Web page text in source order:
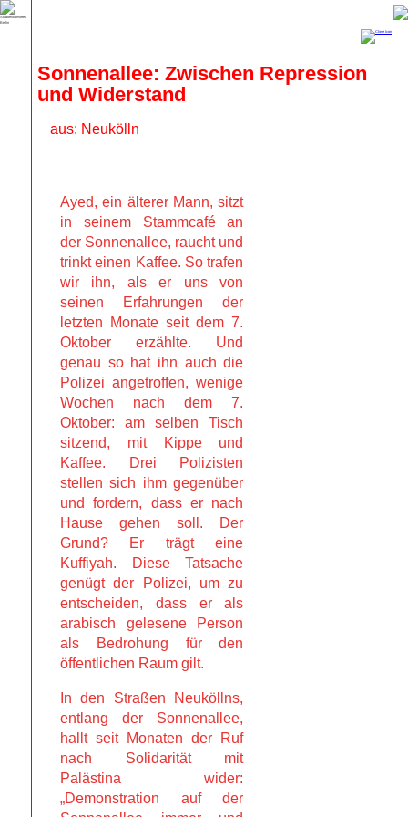
Sonnenallee: Zwischen Repression
und Widerstand
aus: Neukölln
Ayed, ein älterer Mann, sitzt
in seinem Stammcafé an
der Sonnenallee, raucht und
trinkt einen Kaffee. So trafen
wir ihn, als er uns von
seinen Erfahrungen der
letzten Monate seit dem 7.
Oktober erzählte. Und
genau so hat ihn auch die
Polizei angetroffen, wenige
Wochen nach dem 7.
Oktober: am selben Tisch
sitzend, mit Kippe und
Kaffee. Drei Polizisten
stellen sich ihm gegenüber
und fordern, dass er nach
Hause gehen soll. Der
Grund? Er trägt eine
Kuffiyah. Diese Tatsache
genügt der Polizei, um zu
entscheiden, dass er als
arabisch gelesene Person
als Bedrohung für den
öffentlichen Raum gilt.
In den Straßen Neuköllns,
entlang der Sonnenallee,
hallt seit Monaten der Ruf
nach Solidarität mit
Palästina wider:
„Demonstration auf der